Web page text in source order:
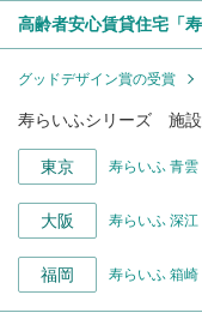
高齢者安心賃貸住宅「
グッドデザイン賞の受賞
寿らいふシリーズ 施
東京 寿らいふ 青雲
大阪 寿らいふ 深江
福岡 寿らいふ 箱崎